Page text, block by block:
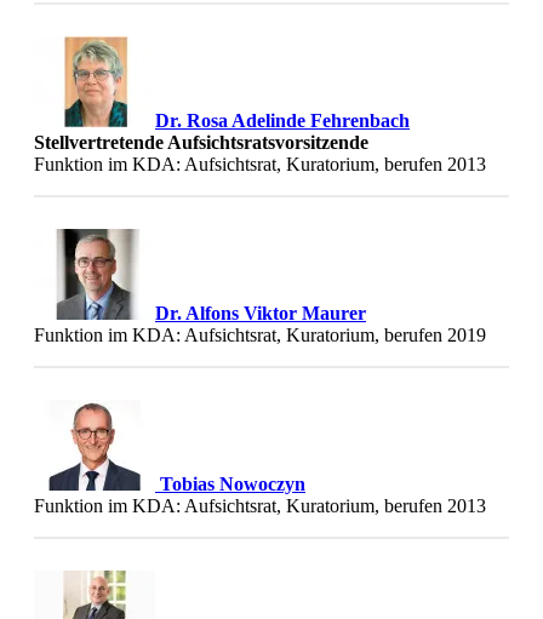
Dr. Rosa Adelinde Fehrenbach
Stellvertretende Aufsichtsratsvorsitzende
Funktion im KDA: Aufsichtsrat, Kuratorium, berufen 2013
Dr. Alfons Viktor Maurer
Funktion im KDA: Aufsichtsrat, Kuratorium, berufen 2019
Tobias Nowoczyn
Funktion im KDA: Aufsichtsrat, Kuratorium, berufen 2013